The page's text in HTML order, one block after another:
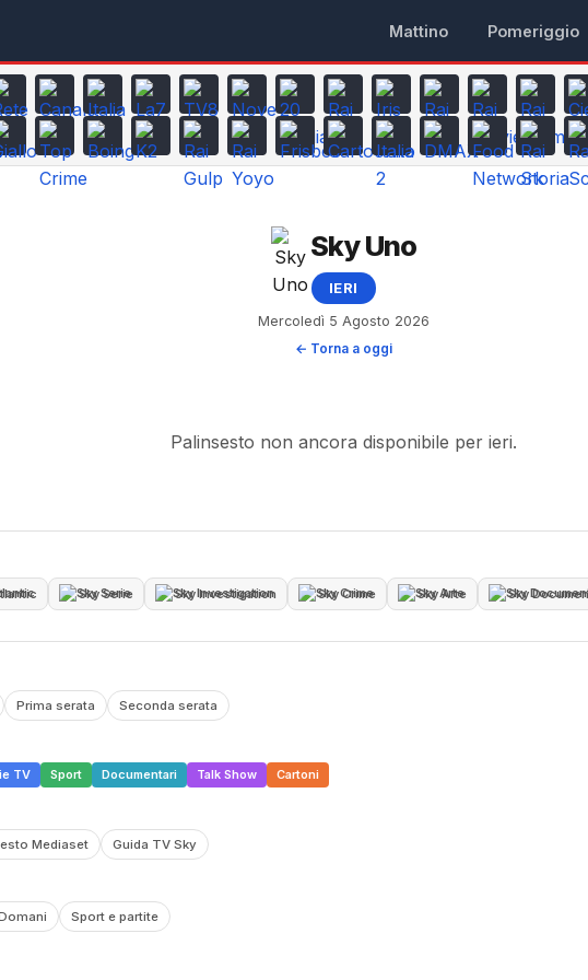
Mattino Pomeriggio
Sky Uno
IERI
Mercoledì 5 Agosto 2026
← Torna a oggi
Palinsesto non ancora disponibile per ieri.
Sky Serie Sky Investigation Sky Crime Sky Arte
Prima serata Seconda serata
TV Sport Documentari Talk Show Cartoni
Mediaset Guida TV Sky
Sport e partite